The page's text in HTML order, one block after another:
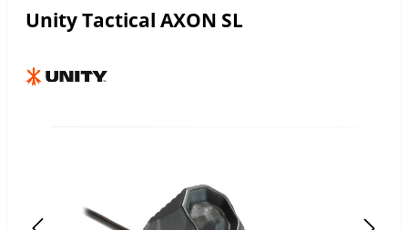
Unity Tactical AXON SL